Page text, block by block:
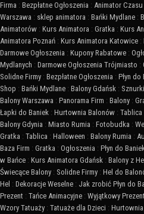
Firma : Bezpłatne Ogłoszenia : Animator
Warszawa : sklep animatora : Bańki Mydlane :
Animatorów : Kurs Animatora : Gratka : Kurs
Animatora Poznań : Kurs Animatora Katowice :
Darmowe Ogłoszenia : Kupony Rabatowe :
Mydlanych : Darmowe Ogłoszenia Trójmiasto :
Solidne Firmy : Bezpłatne Ogłoszenia : Płyn do
Shop : Bańki Mydlane : Balony Gdańsk :
Balony Warszawa : Panorama Firm : Balony :
Łapki do Baniek : Hurtownia Balonów : Tablica
Balony Gdynia : Miasto Rumia : Fotobudka :
Gratka : Tablica : Halloween : Balony Rumia :
Baza Firm : Gratka : Ogłoszenia : Płyn do
w Bańce : Kurs Animatora Gdańsk : Balony z
Świecące Balony : Solidne Firmy : Hel do
Hel : Dekoracje Weselne : Jak zrobić Płyn do
Prezent : Tańce Animacyjne : Wyjątkowy Prezent
Wzory Tatuaży : Tatuaże dla Dzieci :